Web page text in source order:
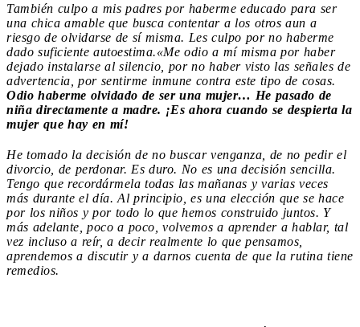
También culpo a mis padres por haberme educado para ser
una chica amable que busca contentar a los otros aun a
riesgo de olvidarse de sí misma. Les culpo por no haberme
dado suficiente autoestima.«Me odio a mí misma por haber
dejado instalarse al silencio, por no haber visto las señales de
advertencia, por sentirme inmune contra este tipo de cosas.
Odio haberme olvidado de ser una mujer… He pasado de
niña directamente a madre. ¡Es ahora cuando se despierta la
mujer que hay en mí!
He tomado la decisión de no buscar venganza, de no pedir el
divorcio, de perdonar. Es duro. No es una decisión sencilla.
Tengo que recordármela todas las mañanas y varias veces
más durante el día. Al principio, es una elección que se hace
por los niños y por todo lo que hemos construido juntos. Y
más adelante, poco a poco, volvemos a aprender a hablar, tal
vez incluso a reír, a decir realmente lo que pensamos,
aprendemos a discutir y a darnos cuenta de que la rutina tiene
remedios.